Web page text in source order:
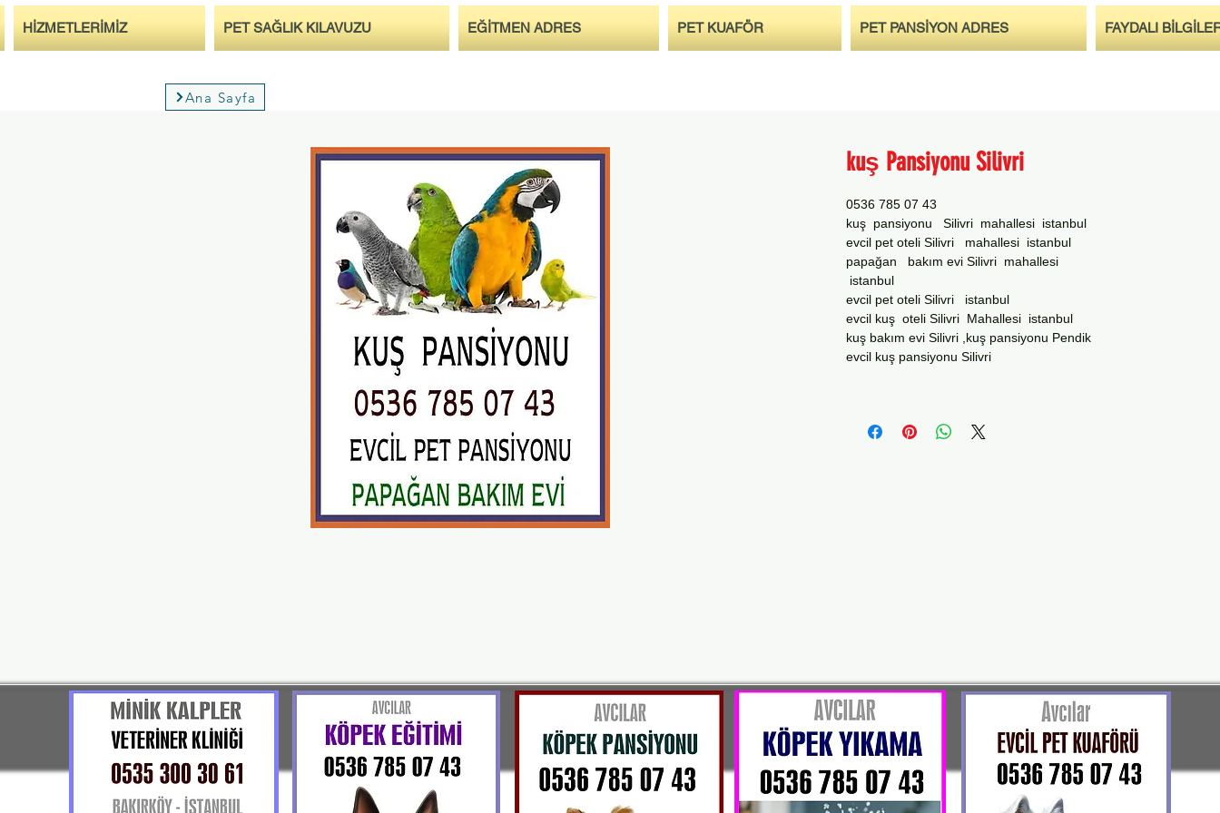
HİZMETLERİMİZ PET SAĞLIK KILAVUZU EĞİTMEN ADRES PET KUAFÖR PET PANSİYON ADRES FAYDALI
Ana Sayfa
kuş Pansiyonu Silivri
0536 785 07 43
kuş pansiyonu Silivri mahallesi istanbul
evcil pet oteli Silivri mahallesi istanbul
papağan bakım evi Silivri mahallesi
istanbul
evcil pet oteli Silivri istanbul
evcil kuş oteli Silivri Mahallesi istanbul
kuş bakım evi Silivri ,kuş pansiyonu Pendik
evcil kuş pansiyonu Silivri